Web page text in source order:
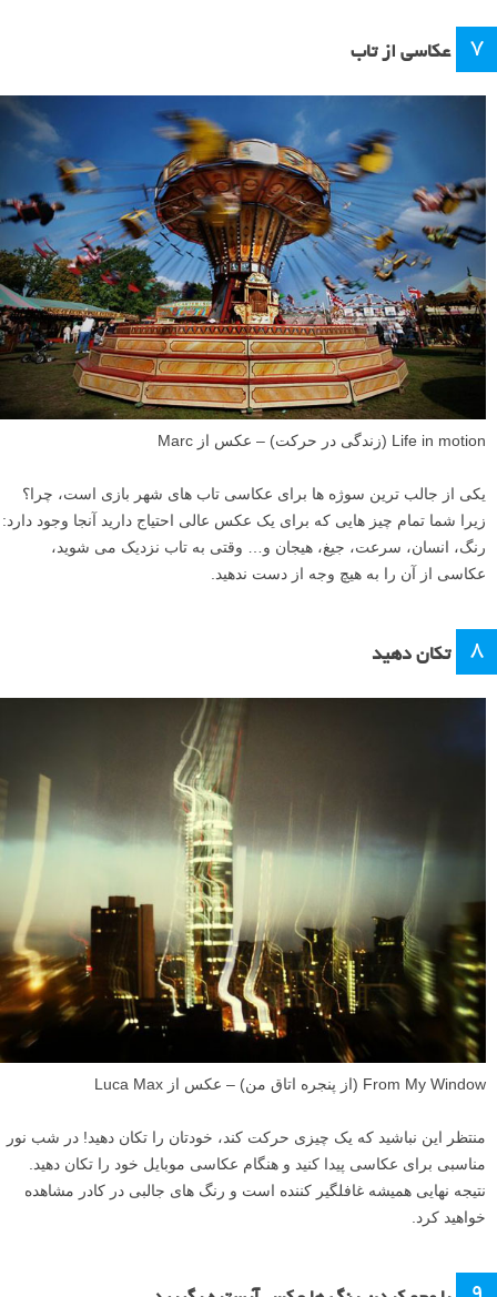
۷ عکاسی از تاب
Life in motion (زندگی در حرکت) – عکس از Marc
یکی از جالب ترین سوژه ها برای عکاسی تاب های شهر بازی است، چرا؟
زیرا شما تمام چیز هایی که برای یک عکس عالی احتیاج دارید آنجا وجود دارد:
رنگ، انسان، سرعت، جیغ، هیجان و… وقتی به تاب نزدیک می شوید،
عکاسی از آن را به هیچ وجه از دست ندهید.
۸ تکان دهید
From My Window (از پنجره اتاق من) – عکس از Luca Max
منتظر این نباشید که یک چیزی حرکت کند، خودتان را تکان دهید! در شب نور
مناسبی برای عکاسی پیدا کنید و هنگام عکاسی موبایل خود را تکان دهید.
نتیجه نهایی همیشه غافلگیر کننده است و رنگ های جالبی در کادر مشاهده
خواهید کرد.